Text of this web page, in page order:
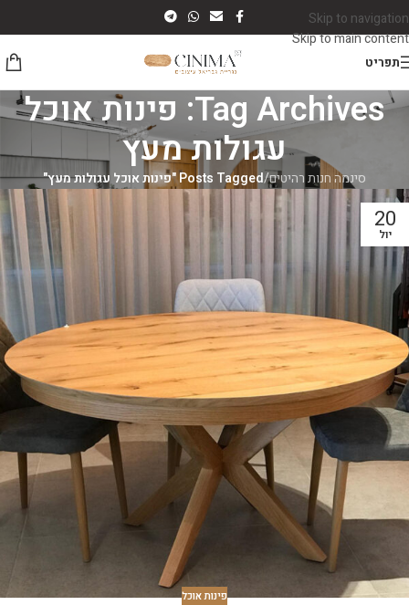
Skip to navigation
Skip to main content
תפריט
Tag Archives: פינות אוכל
עגולות מעץ
סינמה חנות רהיטים/Posts Tagged "פינות אוכל עגולות מעץ"
20
יול
פינות אוכל